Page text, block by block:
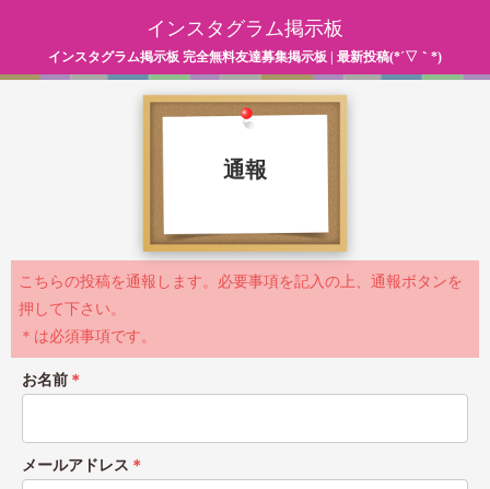
インスタグラム掲示板
インスタグラム掲示板 完全無料友達募集掲示板 | 最新投稿(*´▽｀*)
通報
こちらの投稿を通報します。必要事項を記入の上、通報ボタンを
押して下さい。
＊は必須事項です。
お名前 ＊
メールアドレス ＊